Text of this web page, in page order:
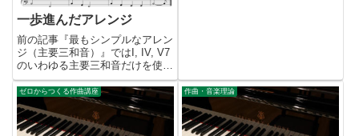
一歩進んだアレンジ
前の記事『最もシンプルなアレン
ジ（主要三和音）』ではI, IV, V7
のいわゆる主要三和音だけを使っ
てコード付けをしてみました。確
かにこれでも間違いではないので
すが、聴いていてちょっと退屈と
いうか幼稚な気がします。そこで
『ゼロからつくる作曲...
ゼロからつくる作曲講座 作曲・音楽理論